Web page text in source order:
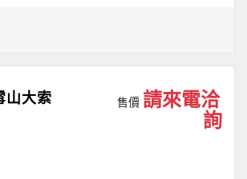
山大索
售價 請來電洽
詢